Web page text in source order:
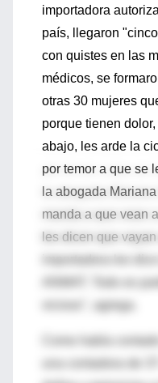
importadora
país, llegaron
con quistes en las
médicos, se
otras 30 mujeres
porque tienen
abajo, les arde la
por temor a que se
la abogada
manda a que vean
les dicen que
importadora les
vicioso", agrega.